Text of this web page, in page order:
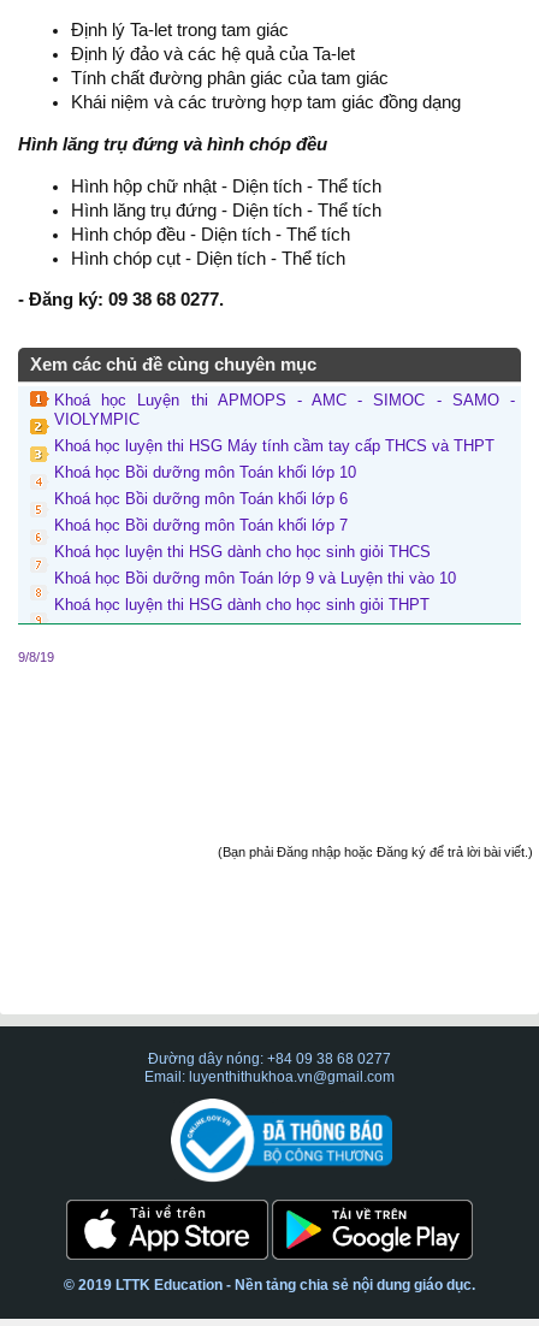
Định lý Ta-let trong tam giác
Định lý đảo và các hệ quả của Ta-let
Tính chất đường phân giác của tam giác
Khái niệm và các trường hợp tam giác đồng dạng
Hình lăng trụ đứng và hình chóp đều
Hình hộp chữ nhật - Diện tích - Thể tích
Hình lăng trụ đứng - Diện tích - Thể tích
Hình chóp đều - Diện tích - Thể tích
Hình chóp cụt - Diện tích - Thể tích
- Đăng ký: 09 38 68 0277.
Xem các chủ đề cùng chuyên mục
Khoá học Luyện thi APMOPS - AMC - SIMOC - SAMO -
VIOLYMPIC
Khoá học luyện thi HSG Máy tính cầm tay cấp THCS và THPT
Khoá học Bồi dưỡng môn Toán khối lớp 10
Khoá học Bồi dưỡng môn Toán khối lớp 6
Khoá học Bồi dưỡng môn Toán khối lớp 7
Khoá học luyện thi HSG dành cho học sinh giỏi THCS
Khoá học Bồi dưỡng môn Toán lớp 9 và Luyện thi vào 10
Khoá học luyện thi HSG dành cho học sinh giỏi THPT
9/8/19
(Bạn phải Đăng nhập hoặc Đăng ký để trả lời bài viết.)
Đường dây nóng: +84 09 38 68 0277
Email: luyenthithukhoa.vn@gmail.com
© 2019 LTTK Education - Nền tảng chia sẻ nội dung giáo dục.